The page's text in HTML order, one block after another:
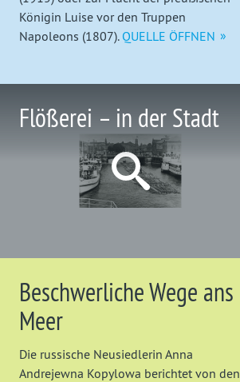
Königin Luise vor den Truppen
Napoleons (1807). QUELLE ÖFFNEN
Flößerei – in der Stadt
Beschwerliche Wege ans
Meer
Die russische Neusiedlerin Anna
Andrejewna Kopylowa berichtet von den